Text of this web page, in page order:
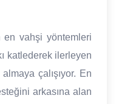
en vahşi yöntemleri
katlederek ilerleyen
çalışıyor. En
arkasına alan